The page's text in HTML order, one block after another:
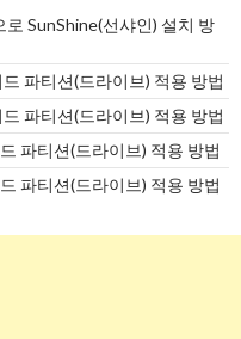
SunShine(선샤인) 설치 방
파티션(드라이브) 적용 방법
파티션(드라이브) 적용 방법
파티션(드라이브) 적용 방법
파티션(드라이브) 적용 방법